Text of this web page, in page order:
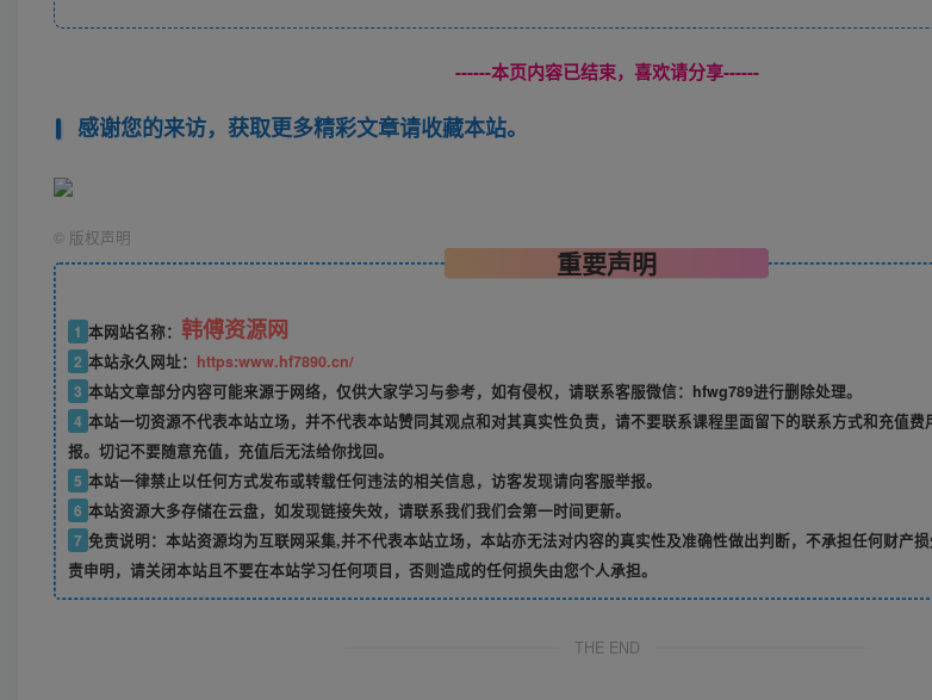
------本页内容已结束，喜欢请分享------
感谢您的来访，获取更多精彩文章请收藏本站。
© 版权声明
重要声明
1 本网站名称： 韩傅资源网
2 本站永久网址： https:www.hf7890.cn/
3 本站文章部分内容可能来源于网络，仅供大家学习与参考，如有侵权，请联系客服微信：hfwg789进行删除处理。
4 本站一切资源不代表本站立场，并不代表本站赞同其观点和对其真实性负责，请不要联系课程里面留下的联系方式和充值
报。切记不要随意充值，充值后无法给你找回。
5 本站一律禁止以任何方式发布或转载任何违法的相关信息，访客发现请向客服举报。
6 本站资源大多存储在云盘，如发现链接失效，请联系我们我们会第一时间更新。
7 免责说明：本站资源均为互联网采集,并不代表本站立场，本站亦无法对内容的真实性及准确性做出判断，不承担任何财产
责申明，请关闭本站且不要在本站学习任何项目，否则造成的任何损失由您个人承担。
THE END